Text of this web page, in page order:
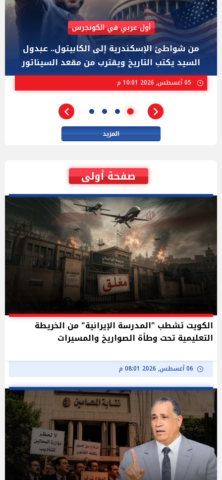
AIPAC رصدت 30 مليون دولار لإضعافه
"عبد الرحمن السيد" المصري الذى يواجه "هايلي
ستيفنز" وإيباك الاسرائيلية بإنتخابات ميشيجان
المزيد
صفحة أولى
الكويت تشطب "المدرسة الإيرانية" من الخريطة
التعليمية تحت وطأة الصواريخ والمسيرات
06 أغسطس, 2026 08:01 م